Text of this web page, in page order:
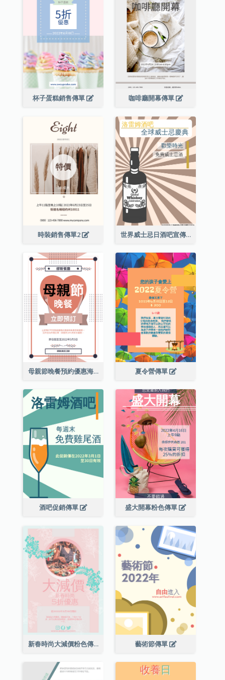
杯子蛋糕銷售傳單 咖啡廳開幕傳單
時裝銷售傳單2 世界威士忌日酒吧宣傳傳單
母親節晚餐預約優惠海報 夏令營傳單
酒吧促銷傳單 盛大開幕粉色傳單
新春時尚大減價粉色傳單 藝術節傳單